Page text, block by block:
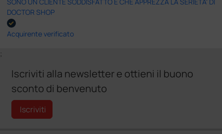
DOCTOR SHOP
Acquirente verificato
;
Iscriviti alla newsletter e ottieni il buono
sconto di benvenuto
Iscriviti